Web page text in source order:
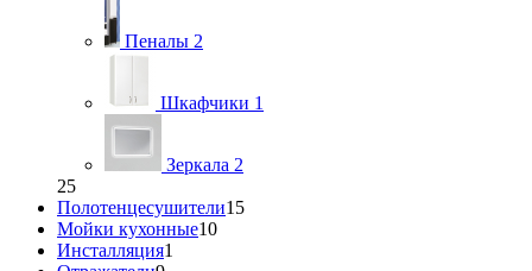
Пеналы 2
Шкафчики 1
Зеркала 2
25
Полотенцесушители15
Мойки кухонные10
Инсталляция1